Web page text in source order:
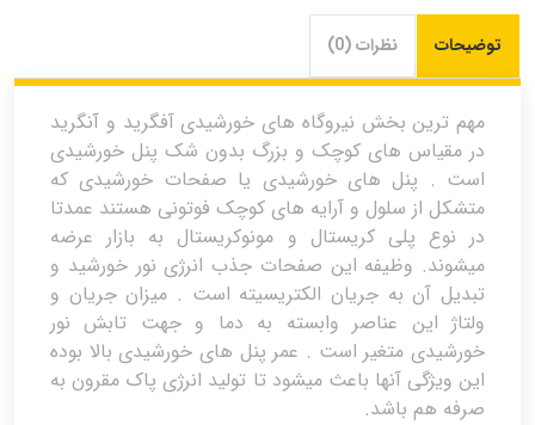
توضیحات نظرات (0)
مهم ترین بخش نیروگاه های خورشیدی آفگرید و آنگرید
در مقیاس های کوچک و بزرگ بدون شک پنل خورشیدی
است . پنل های خورشیدی یا صفحات خورشیدی که
متشکل از سلول و آرایه های کوچک فوتونی هستند عمدتا
در نوع پلی کریستال و مونوکریستال به بازار عرضه
میشوند. وظیفه این صفحات جذب انرژی نور خورشید و
تبدیل آن به جریان الکتریسیته است . میزان جریان و
ولتاژ این عناصر وابسته به دما و جهت تابش نور
خورشیدی متغیر است . عمر پنل های خورشیدی بالا بوده
این ویژگی آنها باعث میشود تا تولید انرژی پاک مقرون به
صرفه هم باشد.